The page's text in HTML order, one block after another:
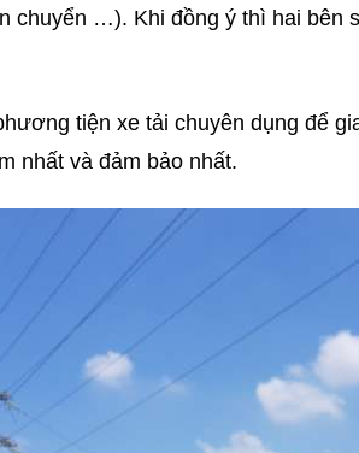
chuyển …). Khi đồng ý thì hai bên
tiện xe tải chuyên dụng để
nhất và đảm bảo nhất.